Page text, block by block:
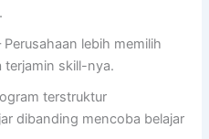
lebih memilih
terjamin skill-nya.
terstruktur
dibanding mencoba belajar